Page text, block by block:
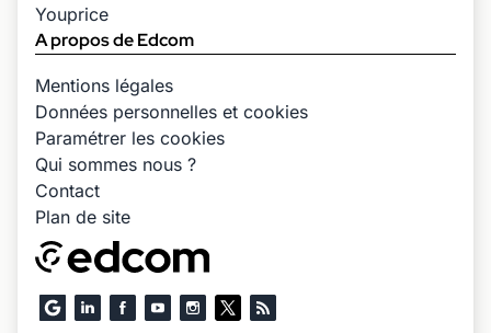
Youprice
A propos de Edcom
Mentions légales
Données personnelles et cookies
Paramétrer les cookies
Qui sommes nous ?
Contact
Plan de site